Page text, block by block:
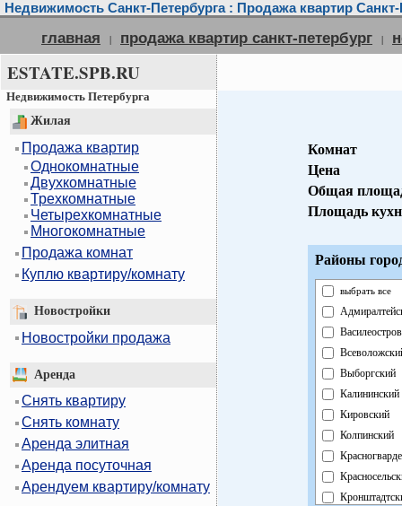
Недвижимость Санкт-Петербурга : Продажа квартир Санкт-
главная | продажа квартир санкт-петербург |
ESTATE.SPB.RU
Недвижимость Петербурга
Жилая
Продажа квартир
Однокомнатные
Двухкомнатные
Трехкомнатные
Четырехкомнатные
Многокомнатные
Продажа комнат
Куплю квартиру/комнату
Новостройки
Новостройки продажа
Аренда
Снять квартиру
Снять комнату
Аренда элитная
Аренда посуточная
Арендуем квартиру/комнату
Комнат
Цена
Общая
Площадь
Районы
выбрать все
Выборгский
Калининский
Кировский
Колпинский